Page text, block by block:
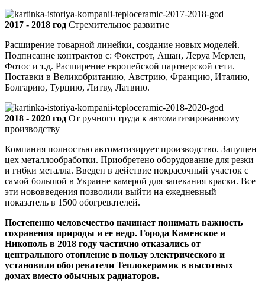
2017 - 2018 год Стремительное развитие
Расширение товарной линейки, создание новых моделей.
Подписание контрактов с: Фокстрот, Ашан, Леруа Мерлен,
Фотос и т.д. Расширение европейской партнерской сети.
Поставки в Великобританию, Австрию, Францию, Италию,
Болгарию, Турцию, Литву, Латвию.
2018 - 2020 год От ручного труда к автоматизированному
производству
Компания полностью автоматизирует производство. Запущен
цех металлообработки. Приобретено оборудование для резки
и гибки металла. Введен в действие покрасочный участок с
самой большой в Украине камерой для запекания краски. Все
эти нововведения позволили выйти на ежедневный
показатель в 1500 обогревателей.
Постепенно человечество начинает понимать важность
сохранения природы и ее недр. Города Каменское и
Никополь в 2018 году частично отказались от
центрального отопление в пользу электрического и
установили обогреватели Теплокерамик в высотных
домах вместо обычных радиаторов.